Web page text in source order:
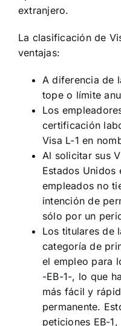
extranjero.
La clasificación de
ventajas:
A diferencia de
tope o límite
Los
certificación
Visa L-1 en
Al solicitar sus
Estados Unidos
empleados no
intención de
sólo por un
Los titulares de
categoría de
el empleo para
-EB-1-, lo que
más fácil y
permanente.
peticiones EB-